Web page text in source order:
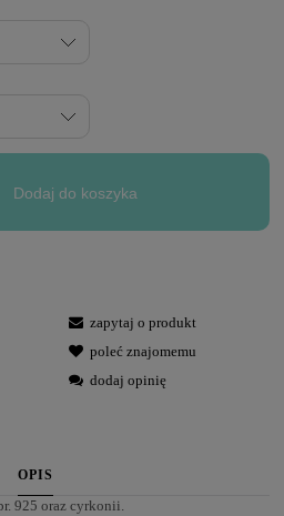
Dodaj do koszyka
zapytaj o produkt
poleć znajomemu
dodaj opinię
OPIS
925 oraz cyrkonii.